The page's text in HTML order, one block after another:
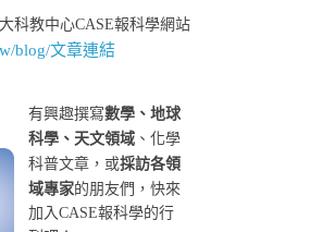
科教中心CASE報科學網站
blog/文章連結
有興趣撰寫數學、地球
科學、天文領域 、化學
科普文章，或採訪各領
域專家的朋友們，快來
加入CASE報科學的行